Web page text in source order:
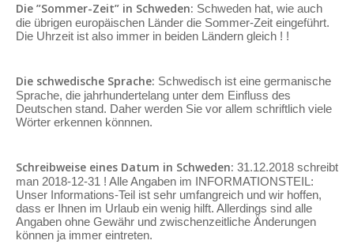
Die ”Sommer-Zeit” in Schweden: Schweden hat, wie auch
die übrigen europäischen Länder die Sommer-Zeit eingeführt.
Die Uhrzeit ist also immer in beiden Ländern gleich ! !
Die schwedische Sprache: Schwedisch ist eine germanische
Sprache, die jahrhundertelang unter dem Einfluss des
Deutschen stand. Daher werden Sie vor allem schriftlich viele
Wörter erkennen könnnen.
Schreibweise eines Datum in Schweden: 31.12.2018 schreibt
man 2018-12-31 ! Alle Angaben im INFORMATIONSTEIL:
Unser Informations-Teil ist sehr umfangreich und wir hoffen,
dass er Ihnen im Urlaub ein wenig hilft. Allerdings sind alle
Angaben ohne Gewähr und zwischenzeitliche Änderungen
können ja immer eintreten.